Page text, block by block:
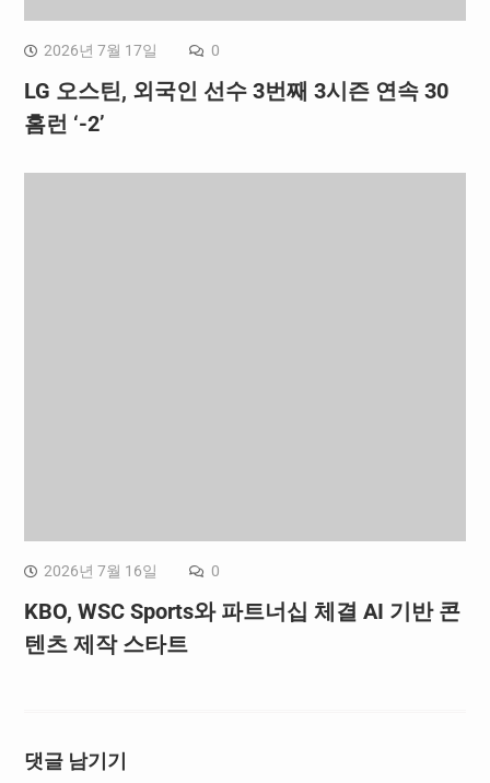
2026년 7월 17일 0
LG 오스틴, 외국인 선수 3번째 3시즌 연속 30
홈런 ‘-2’
2026년 7월 16일 0
KBO, WSC Sports와 파트너십 체결 AI 기반 콘
텐츠 제작 스타트
댓글 남기기